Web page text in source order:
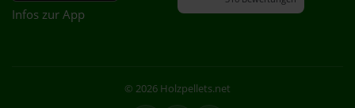
Infos zur App
© 2026 Holzpellets.net